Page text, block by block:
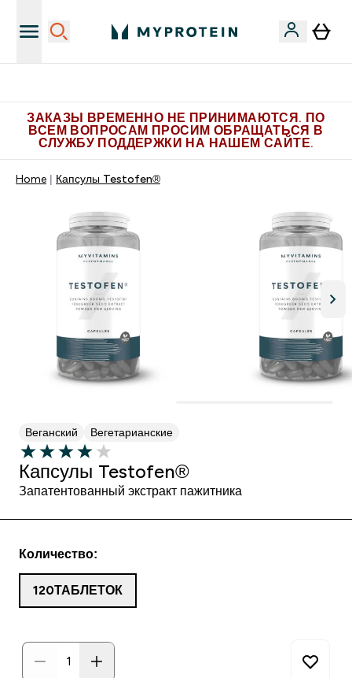
ЗАКАЗЫ ВРЕМЕННО НЕ ПРИНИМАЮТСЯ. ПО
ВСЕМ ВОПРОСАМ ПРОСИМ ОБРАЩАТЬСЯ В
СЛУЖБУ ПОДДЕРЖКИ НА НАШЕМ САЙТЕ.
Home Капсулы Testofen®
Веганский Вегетарианские
Капсулы Testofen®
Запатентованный экстракт пажитника
Количество:
120ТАБЛЕТОК